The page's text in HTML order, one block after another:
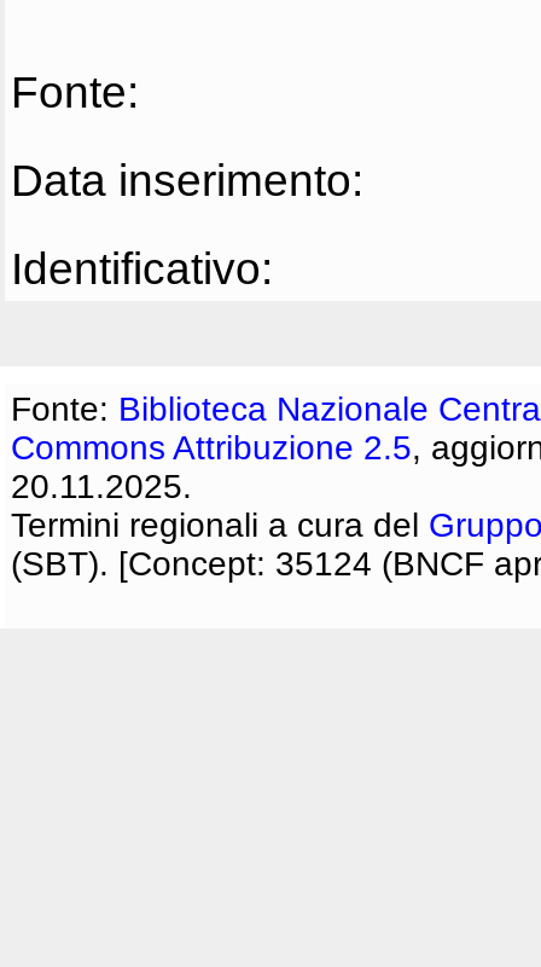
Fonte:
Data inserimento:
Identificativo:
Fonte: Biblioteca Nazionale
Commons Attribuzione 2.5,
20.11.2025.
Termini regionali a cura del
(SBT). [Concept: 35124 (BNCF